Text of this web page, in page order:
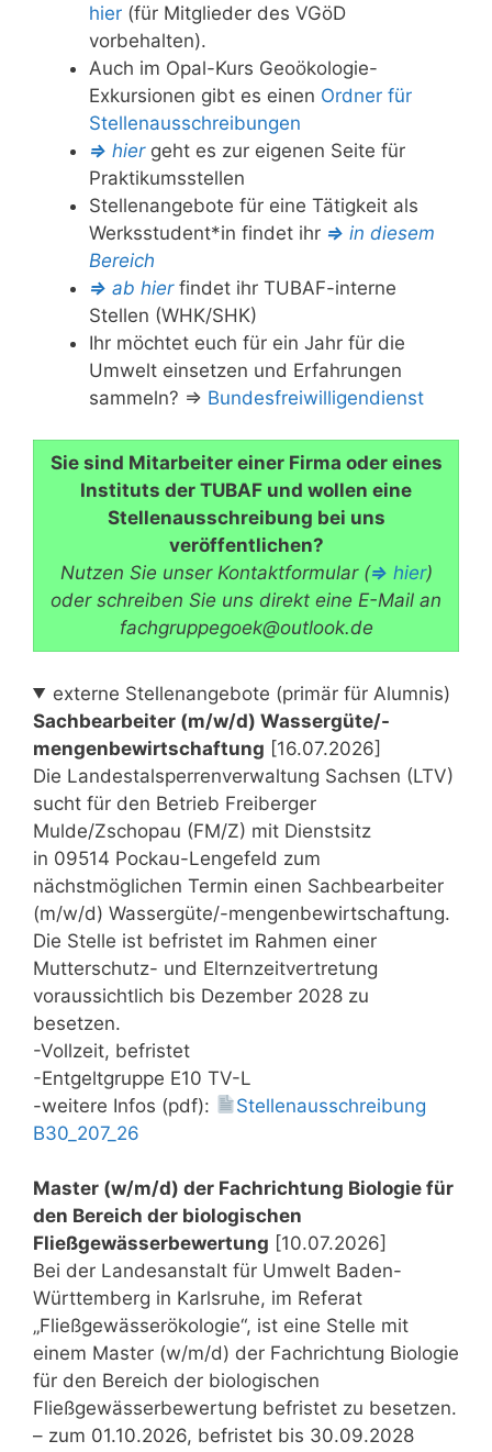
hier (für Mitglieder des VGöD
vorbehalten).
Auch im Opal-Kurs Geoökologie-
Exkursionen gibt es einen Ordner für
Stellenausschreibungen
⇒ hiergeht es zur eigenen Seite für
Praktikumsstellen
Stellenangebote für eine Tätigkeit als
Werksstudent*in findet ihr ⇒ in diesem
Bereich
⇒ ab hierfindet ihr TUBAF-interne
Stellen (WHK/SHK)
Ihr möchtet euch für ein Jahr für die
Umwelt einsetzen und Erfahrungen
sammeln? ⇒ Bundesfreiwilligendienst
Sie sind Mitarbeiter einer Firma oder eines
Instituts der TUBAF und wollen eine
Stellenausschreibung bei uns
veröffentlichen?
Nutzen Sie unser Kontaktformular (⇒ hier)
oder schreiben Sie uns direkt eine E-Mail an
fachgruppegoek@outlook.de
externe Stellenangebote (primär für Alumnis)
Sachbearbeiter (m/w/d) Wassergüte/-
mengenbewirtschaftung [16.07.2026]
Die Landestalsperrenverwaltung Sachsen (LTV)
sucht für den Betrieb Freiberger
Mulde/Zschopau (FM/Z) mit Dienstsitz
in 09514 Pockau-Lengefeld zum
nächstmöglichen Termin einen Sachbearbeiter
(m/w/d) Wassergüte/-mengenbewirtschaftung.
Die Stelle ist befristet im Rahmen einer
Mutterschutz- und Elternzeitvertretung
voraussichtlich bis Dezember 2028 zu
besetzen.
-Vollzeit, befristet
-Entgeltgruppe E10 TV-L
-weitere Infos (pdf):
Stellenausschreibung
B30_207_26
Master (w/m/d) der Fachrichtung Biologie für
den Bereich der biologischen
Fließgewässerbewertung [10.07.2026]
Bei der Landesanstalt für Umwelt Baden-
Württemberg in Karlsruhe, im Referat
„Fließgewässerökologie“, ist eine Stelle mit
einem Master (w/m/d) der Fachrichtung Biologie
für den Bereich der biologischen
Fließgewässerbewertung befristet zu besetzen.
– zum 01.10.2026, befristet bis 30.09.2028